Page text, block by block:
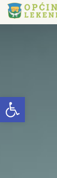
Open toolbar